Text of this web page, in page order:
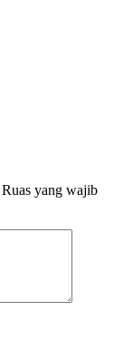
Ruas yang wajib